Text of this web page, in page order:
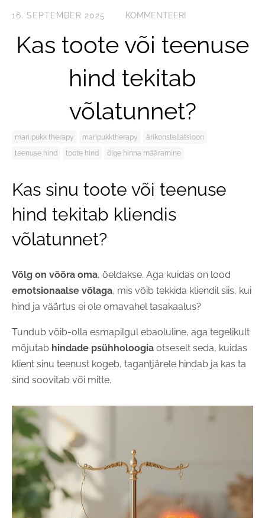
16. SEPTEMBER 2025 KOMMENTEERI
Kas toote või teenuse
hind tekitab
võlatunnet?
mari pukk therapy maripukktherapy
ärikonstellatsioon
teenuse hind
toote hind õige hinna määramine
Kas sinu toote või teenuse
hind tekitab kliendis
võlatunnet?
Võlg on võõra oma, öeldakse. Aga kuidas on lood
emotsionaalse võlaga, mis võib tekkida kliendil siis, kui
hind ja väärtus ei ole omavahel tasakaalus?
Tundub võib-olla esmapilgul ebaoluline, aga tegelikult
mõjutab hindade psühholoogia otseselt seda, kuidas
klient sinu teenust kogeb, tagantjärele hindab ja kas ta
sind soovitab või mitte.